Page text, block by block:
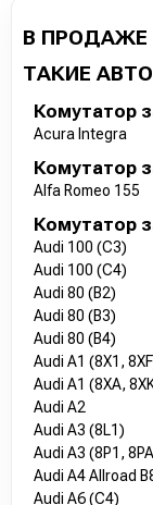
В ПРОДАЖЕ
ТАКИЕ
Комутатор
Acura Integra
Комутатор
Alfa Romeo 155
Комутатор
Audi 100 (C3)
Audi 100 (C4)
Audi 80 (B2)
Audi 80 (B3)
Audi 80 (B4)
Audi A1 (8X1,
Audi A1 (8XA,
Audi A2
Audi A3 (8L1)
Audi A3 (8P1,
Audi A4 Allroad
Audi A6 (C4)